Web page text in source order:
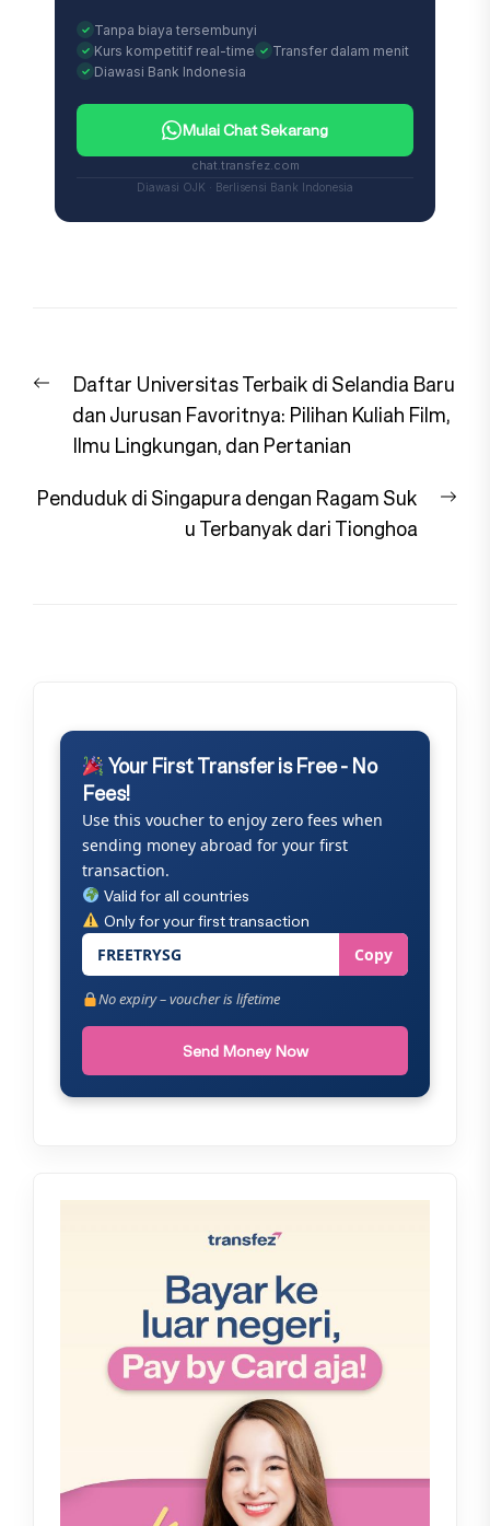
Tanpa biaya tersembunyi
Kurs kompetitif real-time
Transfer dalam menit
Diawasi Bank Indonesia
Mulai Chat Sekarang
chat.transfez.com
Diawasi OJK · Berlisensi Bank Indonesia
pos
Previous
post:
Daftar Universitas Terbaik di Selandia Baru
dan Jurusan Favoritnya: Pilihan Kuliah Film,
Ilmu Lingkungan, dan Pertanian
Penduduk di Singapura dengan Ragam Suk
u Terbanyak dari Tionghoa
Your First Transfer is Free - No
Fees!
Use this voucher to enjoy zero fees when
sending money abroad for your first
transaction.
Valid for all countries
Only for your first transaction
FREETRYSG Copy
No expiry – voucher is lifetime
Send Money Now